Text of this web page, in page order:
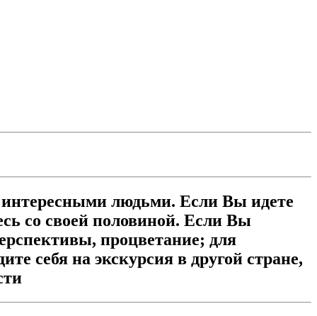
интересными людьми. Если Вы идете
со своей половиной. Если Вы
процветание; для
себя на экскурсия в другой стране,